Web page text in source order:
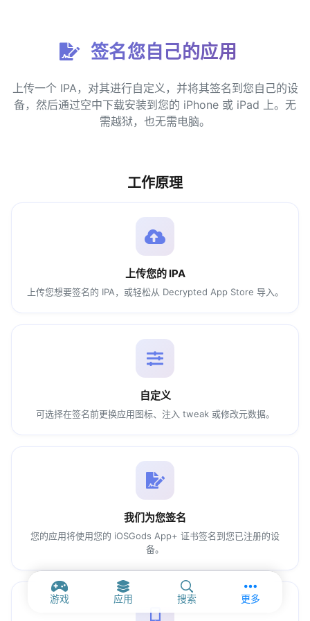
游戏 应用 搜索 更多更多选项和
签名您自己的应用
上传一个 IPA，对其进行自定义，并将其签名到您自己的设
备，然后通过空中下载安装到您的 iPhone 或 iPad 上。无
需越狱，也无需电脑。
工作原理
上传您的 IPA
上传您想要签名的 IPA，或轻松从 Decrypted App Store 导入。
自定义
可选择在签名前更换应用图标、注入 tweak 或修改元数据。
我们为您签名
您的应用将使用您的 iOSGods App+ 证书签名到您已注册的设
备。